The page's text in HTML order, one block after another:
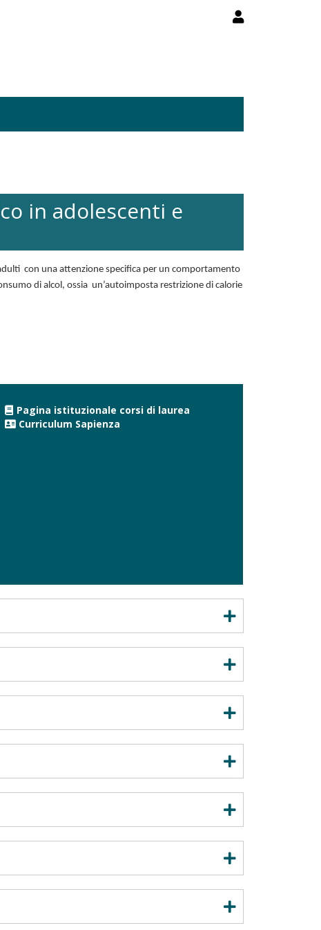
in adolescenti e
con una attenzione specifica per un comportamento
di alcol, ossia un’autoimposta restrizione di calorie
Pagina istituzionale corsi di laurea
Curriculum Sapienza